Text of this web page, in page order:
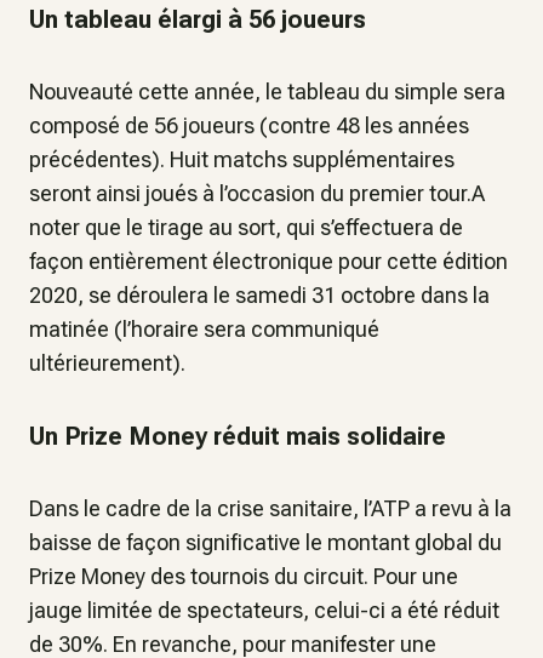
Un tableau élargi à 56 joueurs
Nouveauté cette année, le tableau du simple sera
composé de 56 joueurs (contre 48 les années
précédentes). Huit matchs supplémentaires
seront ainsi joués à l’occasion du premier tour.A
noter que le tirage au sort, qui s’effectuera de
façon entièrement électronique pour cette édition
2020, se déroulera le samedi 31 octobre dans la
matinée (l’horaire sera communiqué
ultérieurement).
Un Prize Money réduit mais solidaire
Dans le cadre de la crise sanitaire, l’ATP a revu à la
baisse de façon significative le montant global du
Prize Money des tournois du circuit. Pour une
jauge limitée de spectateurs, celui-ci a été réduit
de 30%. En revanche, pour manifester une